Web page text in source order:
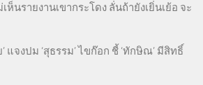
ห็นรายงานเขากระโดง ลั่นถ้ายังเยิ่นเย้อ จะ
’ แจงปม ‘สุธรรม’ ไขก๊อก ชี้ ‘ทักษิณ’ มีสิทธิ์